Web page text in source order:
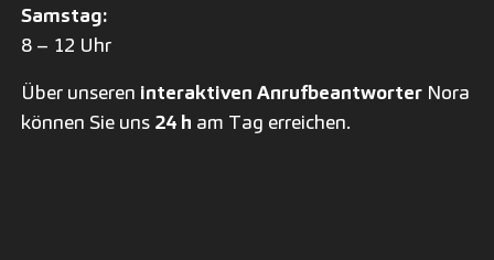
Samstag:
8 – 12 Uhr
Über unseren interaktiven Anrufbeantworter Nora
können Sie uns 24 h am Tag erreichen.